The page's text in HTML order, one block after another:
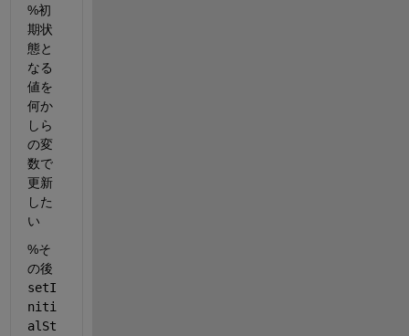
%初
期状
態と
なる
値を
何か
しら
の変
数で
更新
した
い
%そ
の後
setI
niti
alSt